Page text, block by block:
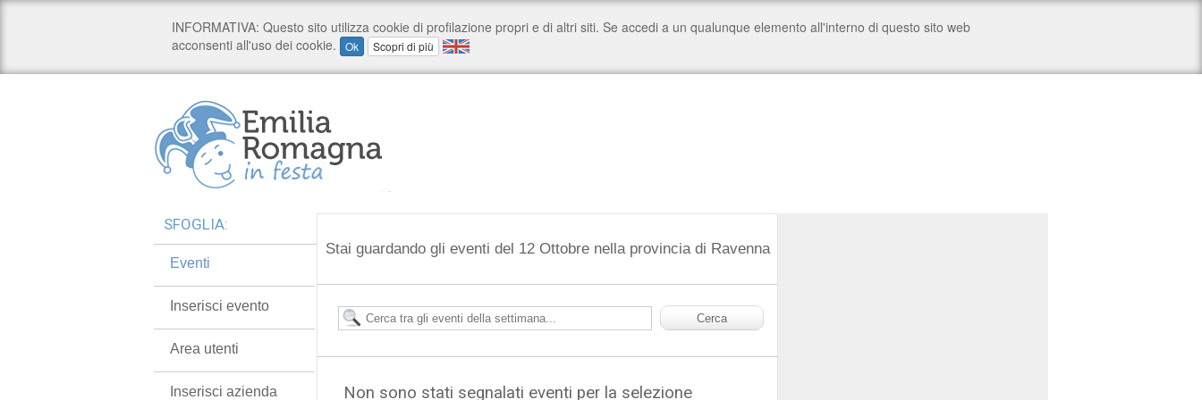
Stai guardando gli eventi del 12 Ottobre nella provincia di Ravenna
Non sono stati segnalati eventi per la selezione
SFOGLIA:
Eventi
Inserisci evento
Area utenti
Inserisci azienda